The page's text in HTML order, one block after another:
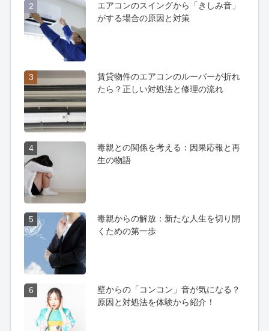
2
エアコンのスイングから「きしみ音」
がする場合の原因と対策
3
賃貸物件のエアコンのルーバーが折れ
たら？正しい対処法と修理の流れ
4
毒親との関係を考える：因果応報と再
生の物語
5
毒親からの解放：新たな人生を切り開
くための第一歩
6
壁からの「コンコン」音が気になる？
原因と対処法を体験から紹介！